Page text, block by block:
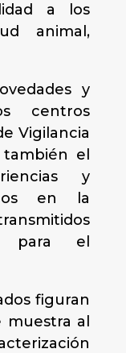
a los
animal,
y
centros
Vigilancia
el
y
en la
para el
figuran
muestra al